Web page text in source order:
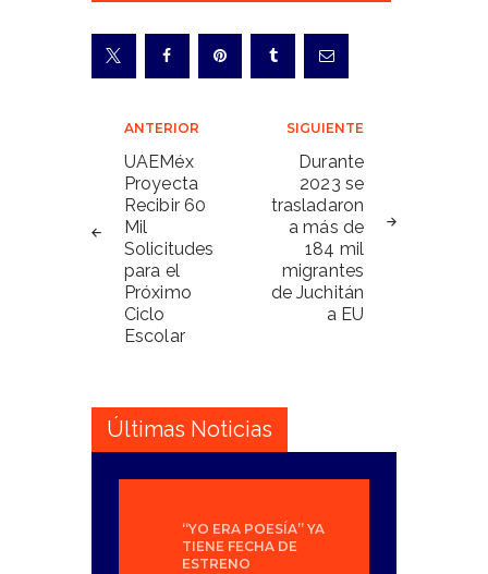
Navegación
de
entradas
ANTERIOR
UAEMéx
Proyecta
Recibir 60
Mil
Solicitudes
para el
Próximo
Ciclo
Escolar
SIGUIENTE
Durante
2023 se
trasladaron
a más de
184 mil
migrantes
de Juchitán
a EU
Últimas Noticias
“YO ERA POESÍA” YA
TIENE FECHA DE
ESTRENO